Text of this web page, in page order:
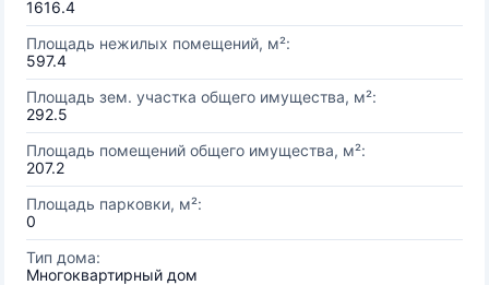
1616.4
Площадь нежилых помещений, м²:
597.4
Площадь зем. участка общего имущества, м²:
292.5
Площадь помещений общего имущества, м²:
207.2
Площадь парковки, м²:
0
Тип дома:
Многоквартирный дом